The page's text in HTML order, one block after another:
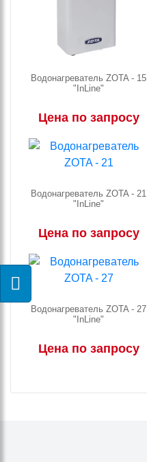
Водонагреватель ZOTA - 15
"InLine"
Цена по запросу
Водонагреватель ZOTA - 21
"InLine"
Цена по запросу
Водонагреватель ZOTA - 27
"InLine"
Цена по запросу